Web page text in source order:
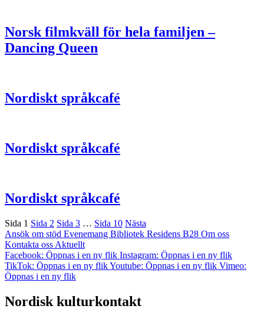
Norsk filmkväll för hela familjen –
Dancing Queen
Nordiskt språkcafé
Nordiskt språkcafé
Nordiskt språkcafé
Sida 1 Sida 2 Sida 3 … Sida 10 Nästa
Ansök om stöd Evenemang Bibliotek Residens B28 Om oss
Kontakta oss Aktuellt
Facebook: Öppnas i en ny flik Instagram: Öppnas i en ny flik
TikTok: Öppnas i en ny flikYoutube: Öppnas i en ny flik Vimeo:
Öppnas i en ny flik
Nordisk kulturkontakt